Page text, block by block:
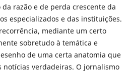
razão e de perda crescente da
especializados e das instituições.
mediante um certo
sobretudo à temática e
de uma certa anatomia que
verdadeiras. O jornalismo